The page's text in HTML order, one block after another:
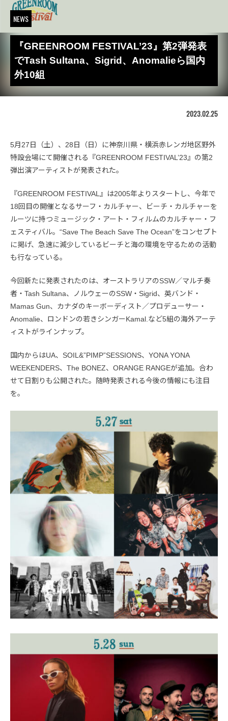
NEWS
『GREENROOM FESTIVAL’23』第2弾発表
でTash Sultana、Sigrid、Anomalieら国内
外10組
2023.02.25
5月27日（土）、28日（日）に神奈川県・横浜赤レンガ地区野外
特設会場にて開催される『GREENROOM FESTIVAL’23』の第2
弾出演アーティストが発表された。
『GREENROOM FESTIVAL』は2005年よりスタートし、今年で
18回目の開催となるサーフ・カルチャー、ビーチ・カルチャーを
ルーツに持つミュージック・アート・フィルムのカルチャー・フ
ェスティバル。“Save The Beach Save The Ocean”をコンセプト
に掲げ、急速に減少しているビーチと海の環境を守るための活動
も行なっている。
今回新たに発表されたのは、オーストラリアのSSW／マルチ奏
者・Tash Sultana、ノルウェーのSSW・Sigrid、英バンド・
Mamas Gun、カナダのキーボーディスト／プロデューサー・
Anomalie、ロンドンの若きシンガーKamal.など5組の海外アーテ
ィストがラインナップ。
国内からはUA、SOIL&”PIMP”SESSIONS、YONA YONA
WEEKENDERS、The BONEZ、ORANGE RANGEが追加。合わ
せて日割りも公開された。随時発表される今後の情報にも注目
を。